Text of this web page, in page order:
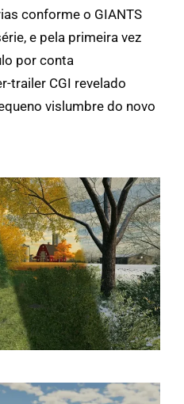
conforme o GIANTS
e pela primeira vez
por conta
trailer CGI revelado
vislumbre do novo